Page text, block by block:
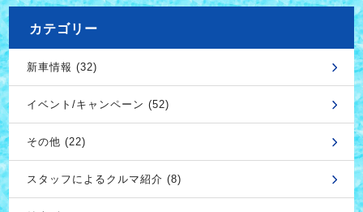
カテゴリー
新車情報 (32)
イベント/キャンペーン (52)
その他 (22)
スタッフによるクルマ紹介 (8)